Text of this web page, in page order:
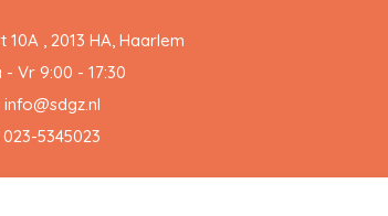
10A , 2013 HA, Haarlem
- Vr 9:00 - 17:30
info@sdgz.nl
023-5345023